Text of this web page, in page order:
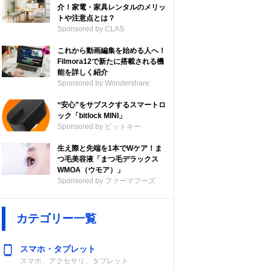
介！家電・家具レンタルのメリッ
トや注意点とは？
Sponsored by CLAS
これから動画編集を始める人へ！
Filmora12で新たに搭載される機
能を詳しく紹介
Sponsored by Wondershare
“安心”をサブスクするスマートロ
ック「bitlock MINI」
Sponsored by ビットキー
生え際と先端を1本でWケア！ま
つ毛美容液「まつ毛デラックス
WMOA（ウモア）」
Sponsored by ファーマフーズ
カテゴリー一覧
スマホ・タブレット
スマホ、アクセサリ、タブレット